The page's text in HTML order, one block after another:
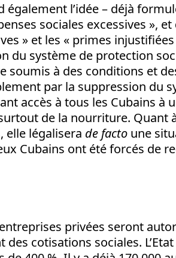
l’idée – déjà
sociales excessives », et
» et les « primes
du système de protection
soumis à des conditions et
par la suppression du
accès à tous les Cubains à
de la nourriture. Quant
elle légalisera de facto une
Cubains ont été forcés de
privées seront
cotisations sociales.